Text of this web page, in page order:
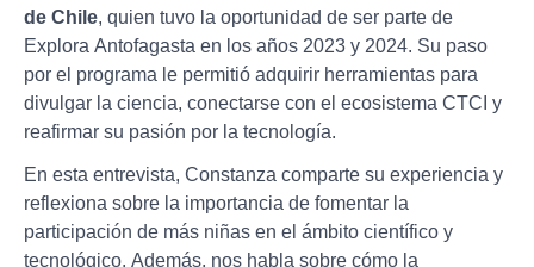
de Chile, quien tuvo la oportunidad de ser parte de
Explora Antofagasta en los años 2023 y 2024. Su paso
por el programa le permitió adquirir herramientas para
divulgar la ciencia, conectarse con el ecosistema CTCI y
reafirmar su pasión por la tecnología.
En esta entrevista, Constanza comparte su experiencia y
reflexiona sobre la importancia de fomentar la
participación de más niñas en el ámbito científico y
tecnológico. Además, nos habla sobre cómo la